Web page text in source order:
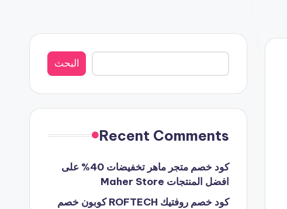
البحث
البحث
Recent Comments
كود خصم متجر ماهر تخفيضات 40% على
افضل المنتجات Maher Store
كود خصم روفتيك ROFTECH كوبون خصم